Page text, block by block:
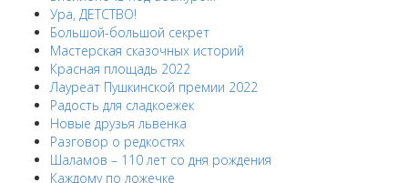
Ура, ДЕТСТВО!
Большой-большой секрет
Мастерская сказочных историй
Красная площадь 2022
Лауреат Пушкинской премии 2022
Радость для сладкоежек
Новые друзья львенка
Разговор о редкостях
Шаламов – 110 лет со дня рождения
Каждому по ложечке